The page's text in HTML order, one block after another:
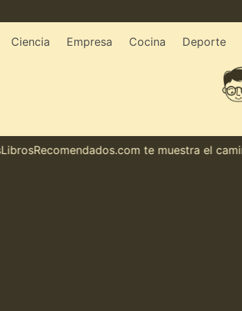
Ciencia Empresa Cocina Deporte
te muestra el camino